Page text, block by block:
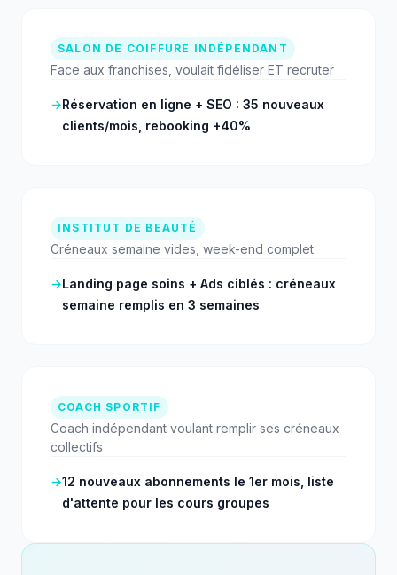
SALON DE COIFFURE INDÉPENDANT
Face aux franchises, voulait fidéliser ET recruter
→Réservation en ligne + SEO : 35 nouveaux
clients/mois, rebooking +40%
INSTITUT DE BEAUTÉ
Créneaux semaine vides, week-end complet
→Landing page soins + Ads ciblés : créneaux
semaine remplis en 3 semaines
COACH SPORTIF
Coach indépendant voulant remplir ses créneaux
collectifs
→12 nouveaux abonnements le 1er mois, liste
d'attente pour les cours groupes